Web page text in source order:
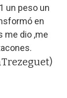
un peso un
en
me dio ,me